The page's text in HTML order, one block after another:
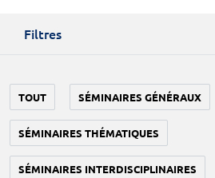
Filtres
TOUT SÉMINAIRES GÉNÉRAUX
SÉMINAIRES THÉMATIQUES
SÉMINAIRES INTERDISCIPLINAIRES